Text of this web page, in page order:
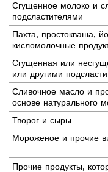
Сгущенное молоко и
подсластителями
Пахта, простокваша,
кисломолочные
Сгущенная или
или другими
Сливочное масло и
основе натурального
Творог и сыры
Мороженое и прочие
Прочие продукты,